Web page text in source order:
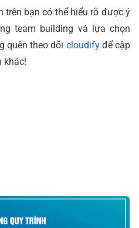
trên bạn có thể hiểu rõ được ý
team building và lựa chọn
quên theo dõi cloudifyđể cập
khác!